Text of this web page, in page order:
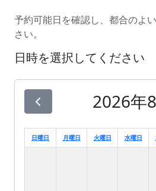
予約可能日を確認し、都合のよ
さい。
日時を選択してください
2026年
日曜日 月曜日 火曜日 水曜日